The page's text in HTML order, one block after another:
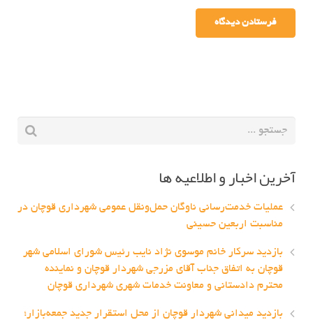
آخرین اخبار و اطلاعیه ها
عملیات خدمت‌رسانی ناوگان حمل‌ونقل عمومی شهرداری قوچان در
مناسبت اربعین حسینی
بازدید سرکار خانم موسوی نژاد نایب رئیس شورای اسلامی شهر
قوچان به اتفاق جناب آقای مزرجی شهردار قوچان و نماینده
محترم دادستانی و معاونت خدمات شهری شهرداری قوچان
بازدید میدانی شهردار قوچان از محل استقرار جدید جمعه‌بازار؛